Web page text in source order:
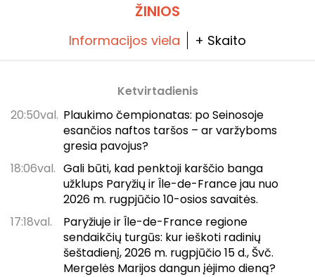
ŽINIOS
Informacijos viela + Skaito
Ketvirtadienis
20:50val. Plaukimo čempionatas: po Seinosoje
esančios naftos taršos – ar varžyboms
gresia pavojus?
18:06val. Gali būti, kad penktoji karščio banga
užklups Paryžių ir Île-de-France jau nuo
2026 m. rugpjūčio 10-osios savaitės.
17:18val.
Paryžiuje ir Île-de-France regione
sendaikčių turgūs: kur ieškoti radinių
šeštadienį, 2026 m. rugpjūčio 15 d., Švč.
Mergelės Marijos dangun įėjimo dieną?